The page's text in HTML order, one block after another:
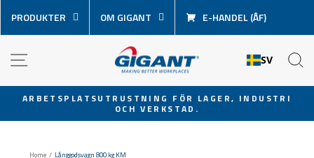
över
innehåll
PRODUKTER OM GIGANT E-HANDEL (ÅF)
SV
Pausa
ARBETSPLATSUTRUSTNING FÖR LAGER, INDUSTRI
OCH VERKSTAD.
Home / Långgodsvagn 800 kg KM